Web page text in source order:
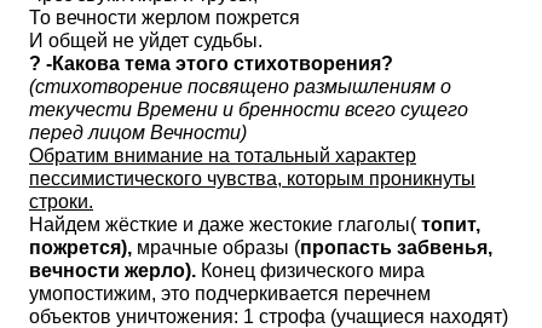
То вечности жерлом пожрется
И общей не уйдет судьбы.
? -Какова тема этого стихотворения?
(стихотворение посвящено размышлениям о
текучести Времени и бренности всего сущего
перед лицом Вечности)
Обратим внимание на тотальный характер
пессимистического чувства, которым проникнуты
строки.
Найдем жёсткие и даже жестокие глаголы( топит,
пожрется), мрачные образы (пропасть забвенья,
вечности жерло). Конец физического мира
умопостижим, это подчеркивается перечнем
объектов уничтожения: 1 строфа (учащиеся находят)